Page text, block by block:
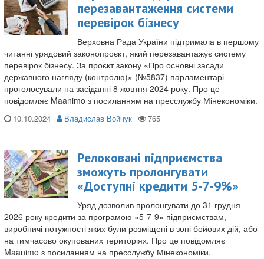
перезавантаження системи
перевірок бізнесу
Верховна Рада України підтримала в першому
читанні урядовий законопроєкт, який перезавантажує систему
перевірок бізнесу. За проєкт закону «Про основні засади
державного нагляду (контролю)» (№5837) парламентарі
проголосували на засіданні 8 жовтня 2024 року. Про це
повідомляє Maanimo з посиланням на пресслужбу Мінекономіки.
10.10.2024 Владислав Войчук
Релоковані підприємства
зможуть пролонгувати
«Доступні кредити 5-7-9%»
Уряд дозволив пролонгувати до 31 грудня
2026 року кредити за програмою «5-7-9» підприємствам,
виробничі потужності яких були розміщені в зоні бойових дій, або
на тимчасово окупованих територіях. Про це повідомляє
Maanimo з посиланням на пресслужбу Мінекономіки.